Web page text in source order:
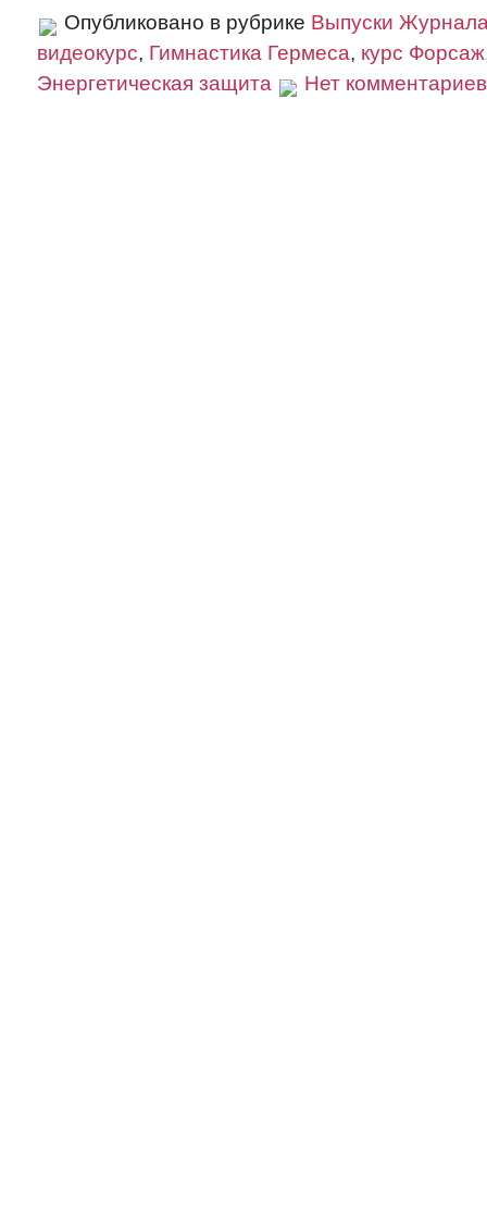
Опубликовано в рубрике Выпуски
видеокурс, Гимнастика Гермеса, курс Форсаж
Энергетическая защита
Нет комментариев